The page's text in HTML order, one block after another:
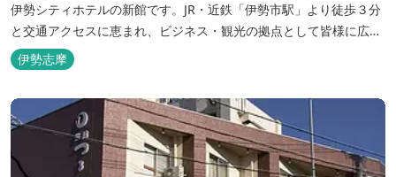
伊勢シティホテルの新館です。JR・近鉄「伊勢市駅」より徒歩３分
と交通アクセスに恵まれ、ビジネス・観光の拠点として皆様に広く
ご利用いただいております。１階には、しゃぶしゃぶと日本料理の
「伊勢みやび」があります。
伊勢志摩